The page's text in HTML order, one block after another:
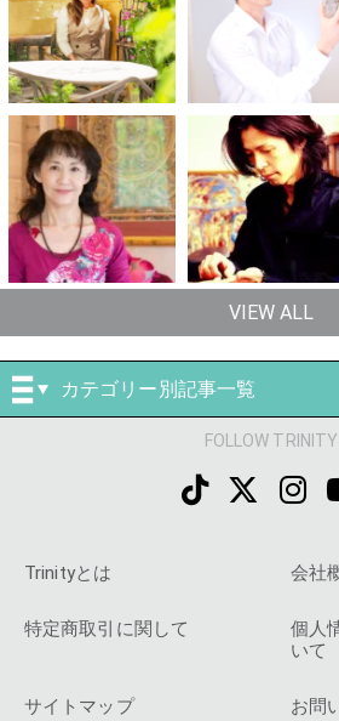
VIEW ALL
カテゴリー別記事一覧
FOLLOW TRINITY
Trinityとは 会社
特定商取引に関して
個人
いて
サイトマップ お問